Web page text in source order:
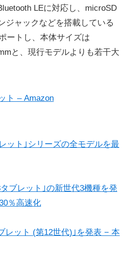
LEに対応し、microSD
ジャックなどを搭載している
ートし、本体サイズは
と、現行モデルよりも若干大
ト – Amazon
ット｣シリーズの全モデルを最
ブレット｣の新世代3機種を発
％高速化
レット (第12世代)｣を発表 − 本